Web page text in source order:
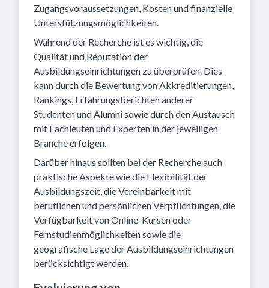
Zugangsvoraussetzungen, Kosten und finanzielle
Unterstützungsmöglichkeiten.
Während der Recherche ist es wichtig, die
Qualität und Reputation der
Ausbildungseinrichtungen zu überprüfen. Dies
kann durch die Bewertung von Akkreditierungen,
Rankings, Erfahrungsberichten anderer
Studenten und Alumni sowie durch den Austausch
mit Fachleuten und Experten in der jeweiligen
Branche erfolgen.
Darüber hinaus sollten bei der Recherche auch
praktische Aspekte wie die Flexibilität der
Ausbildungszeit, die Vereinbarkeit mit
beruflichen und persönlichen Verpflichtungen, die
Verfügbarkeit von Online-Kursen oder
Fernstudienmöglichkeiten sowie die
geografische Lage der Ausbildungseinrichtungen
berücksichtigt werden.